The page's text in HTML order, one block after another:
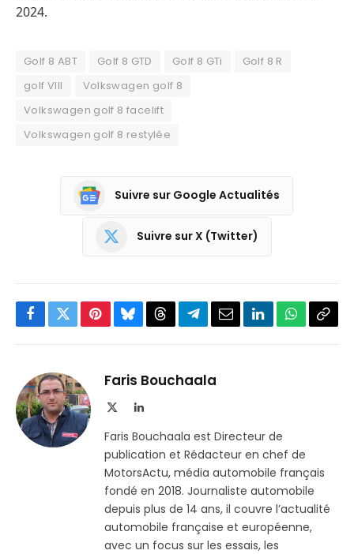
2024.
Golf 8 ABT Golf 8 GTD Golf 8 GTi
Golf 8 R
golf VIII
Volkswagen golf 8
Volkswagen golf 8 facelift
Volkswagen golf 8 restylée
Suivre sur Google Actualités
Suivre sur X (Twitter)
Facebook
TwitterPinterestBlueskyThreadsPartager
Telegram
EmailLinkedInWhatsApp
Faris Bouchaala
LinkedIn
Faris Bouchaala est Directeur de
publication et Rédacteur en chef de
MotorsActu, média automobile français
fondé en 2018. Journaliste automobile
depuis plus de 14 ans, il couvre l’actualité
automobile française et européenne,
avec un focus sur les essais, les